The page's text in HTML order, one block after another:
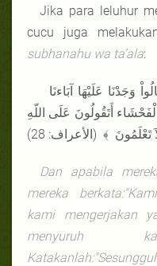
Jika para leluhur
cucu juga
subhanahu wa ta’ala:
أَتَقُولُونَ عَلَى اللّهِ
تَعْلَمُونَ ﴾ (الأعراف: 28)
Dan apabila
mereka
kami mengerjakan
menyuruh